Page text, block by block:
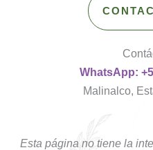
WhatsApp:
Malinalco,
Esta página no tiene la